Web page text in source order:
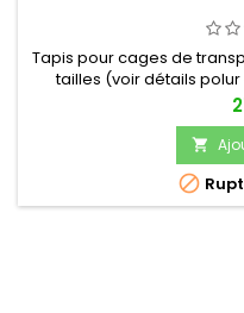
Tapis pour cages de
tailles (voir détails

